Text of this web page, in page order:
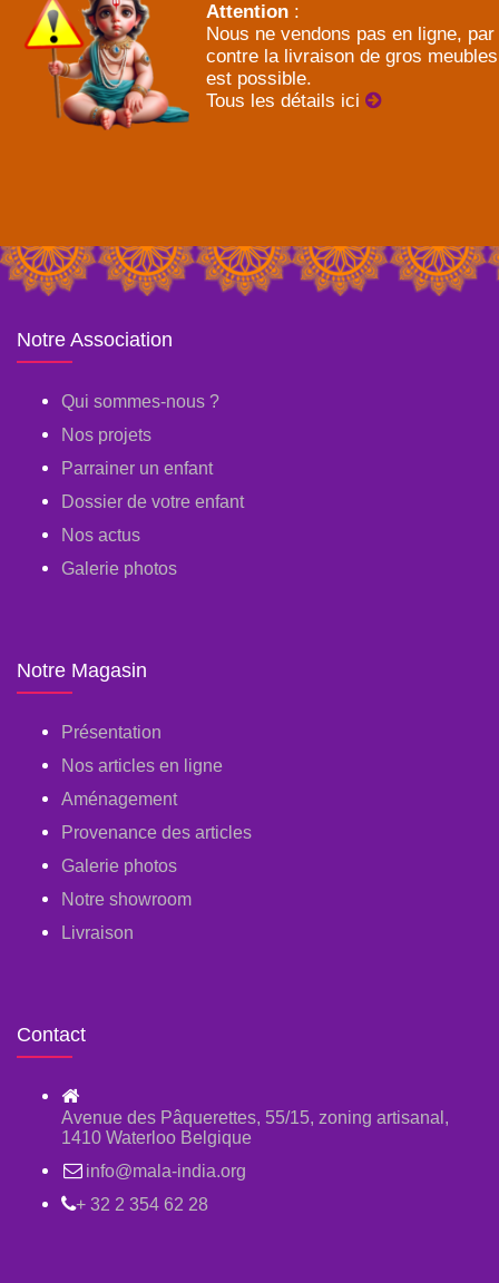
Attention :
Nous ne vendons pas en ligne, par
contre la livraison de gros meubles
est possible.
Tous les détails ici
Notre Association
Qui sommes-nous ?
Nos projets
Parrainer un enfant
Dossier de votre enfant
Nos actus
Galerie photos
Notre Magasin
Présentation
Nos articles en ligne
Aménagement
Provenance des articles
Galerie photos
Notre showroom
Livraison
Contact
Avenue des Pâquerettes, 55/15, zoning artisanal,
1410 Waterloo Belgique
info@mala-india.org
+ 32 2 354 62 28